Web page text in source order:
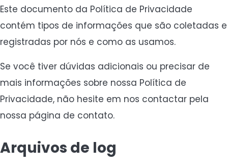
Este documento da Política de Privacidade
contém tipos de informações que são coletadas e
registradas por nós e como as usamos.
Se você tiver dúvidas adicionais ou precisar de
mais informações sobre nossa Política de
Privacidade, não hesite em nos contactar pela
nossa página de contato.
Arquivos de log